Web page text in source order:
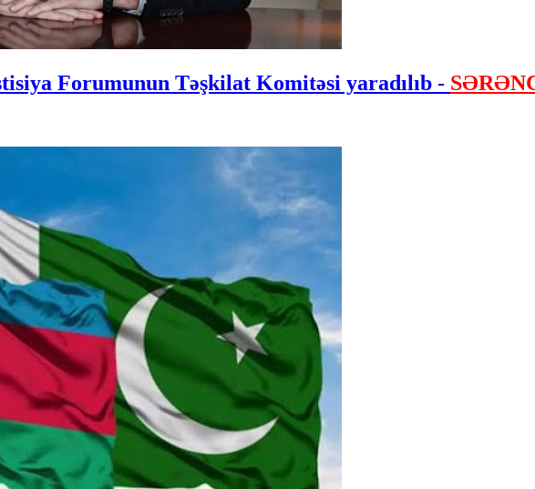
Forumunun Təşkilat Komitəsi yaradılıb -